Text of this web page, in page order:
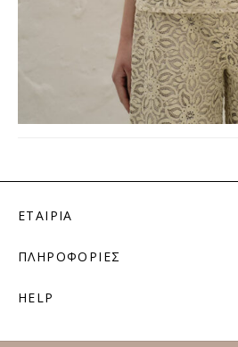
ΕΤΑΙΡΙΑ
ΠΛΗΡΟΦΟΡΙΕΣ
HELP